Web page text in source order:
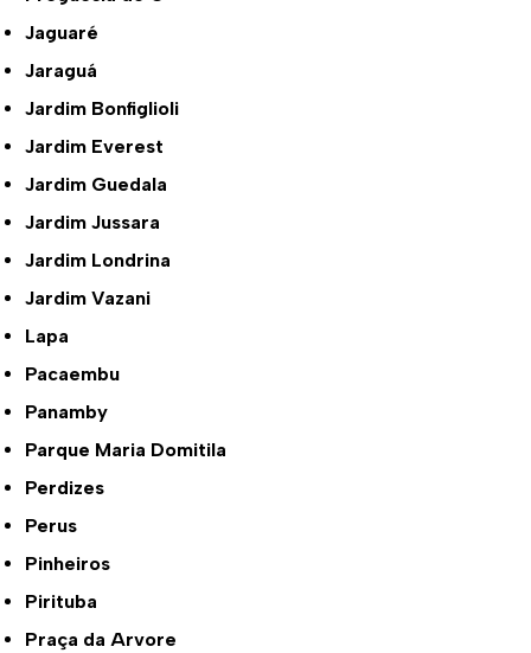
Jaguaré
Jaraguá
Jardim Bonfiglioli
Jardim Everest
Jardim Guedala
Jardim Jussara
Jardim Londrina
Jardim Vazani
Lapa
Pacaembu
Panamby
Parque Maria Domitila
Perdizes
Perus
Pinheiros
Pirituba
Praça da Arvore